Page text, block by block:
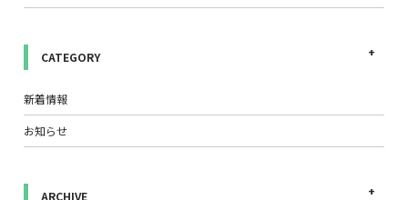
CATEGORY
新着情報
お知らせ
ARCHIVE